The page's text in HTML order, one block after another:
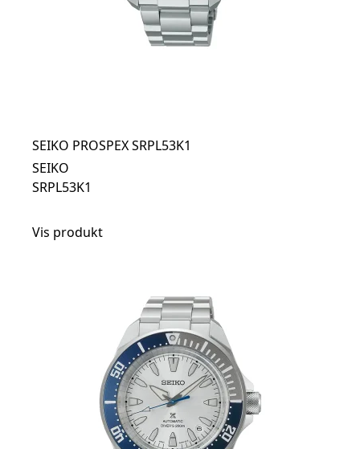
SEIKO PROSPEX SRPL53K1
SEIKO
SRPL53K1
Vis produkt